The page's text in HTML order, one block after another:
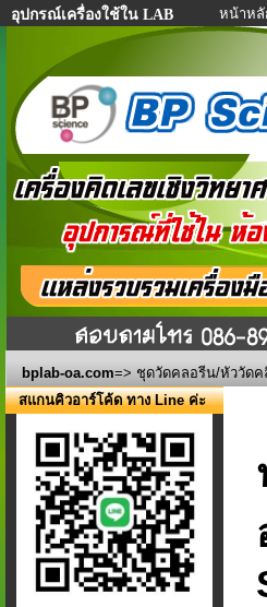
อุปกรณ์เครื่องใช้ใน LAB หน้าหลั
bplab-oa.com=> ชุดวัดคลอรีน/หัววัดค
สแกนคิวอาร์โค้ด ทาง Line ค่ะ